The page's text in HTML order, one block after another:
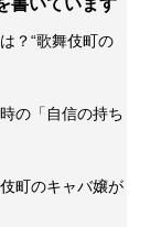
？“歌舞伎町の
の「自信の持ち
町のキャバ嬢が